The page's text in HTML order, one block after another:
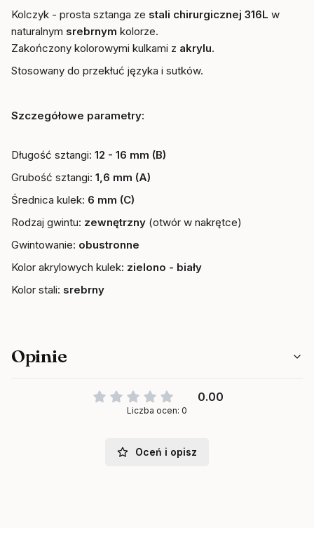
Kolczyk - prosta sztanga ze stali chirurgicznej 316L w
naturalnym srebrnym kolorze.
Zakończony kolorowymi kulkami z akrylu.
Stosowany do przekłuć języka i sutków.
Szczegółowe parametry:
Długość sztangi: 12 - 16 mm (B)
Grubość sztangi: 1,6 mm (A)
Średnica kulek: 6 mm (C)
Rodzaj gwintu: zewnętrzny (otwór w nakrętce)
Gwintowanie: obustronne
Kolor akrylowych kulek: zielono - biały
Kolor stali: srebrny
Opinie
0.00
Liczba ocen: 0
Oceń i opisz